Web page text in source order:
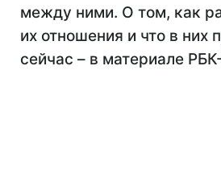
между ними. О том, как
их отношения и что в них
сейчас – в материале